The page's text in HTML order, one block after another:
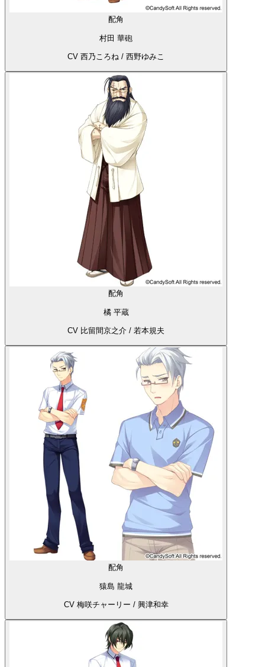
配角
村田 華砲
CV 西乃ころね / 西野ゆみこ
配角
橘 平蔵
CV 比留間京之介 / 若本規夫
配角
猿島 龍城
CV 梅咲チャーリー / 興津和幸